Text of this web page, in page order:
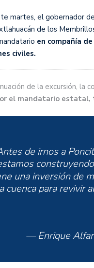
martes, el gobernador
de los
en compañía
civiles.
de la excursión, la
el mandatario estatal,
de irnos a
una inversión de
cuenca para revivir
— Enrique